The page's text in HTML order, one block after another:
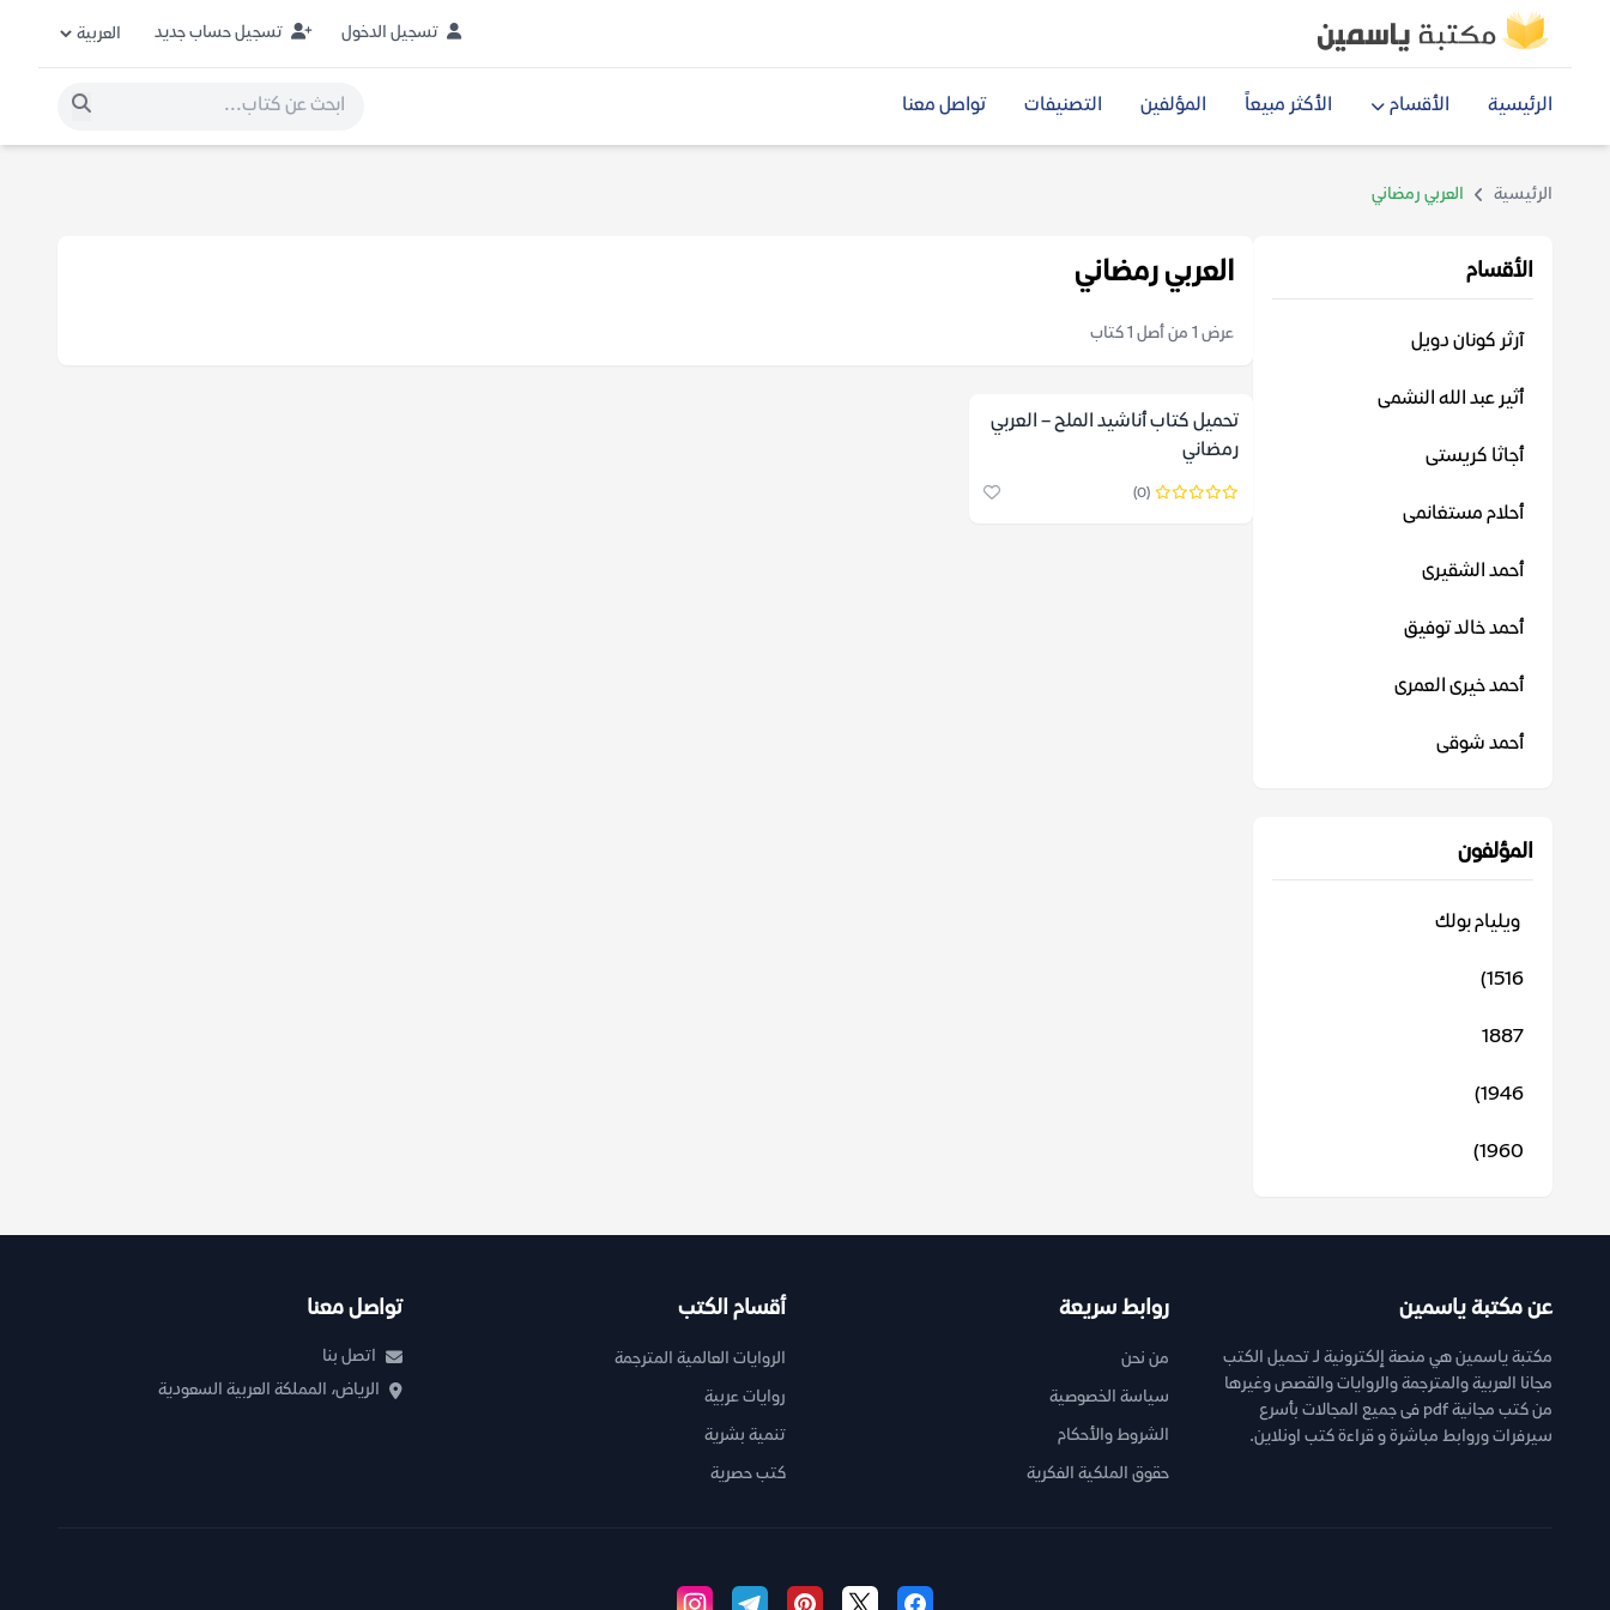
تسجيل الدخول تسجيل حساب جديد
الرئيسية الأقسام الأكثر مبيعاً المؤلفين التصنيفات تواصل معنا
الرئيسية العربي رمضاني
الأقسام
آرثر كونان دويل
أثير عبد الله النشمى
أجاثا كريستى
أحلام مستغانمى
أحمد الشقيرى
أحمد خالد توفيق
أحمد خيرى العمرى
أحمد شوقى
المؤلفون
‬ ويليام بولك
1516)
1887
1946)
1960)
العربي رمضاني
عرض 1 من أصل 1 كتاب
تحميل كتاب أناشيد الملح – العربي
رمضاني
(0)
عن مكتبة ياسمين
مكتبة ياسمين هي منصة إلكترونية لـ تحميل الكتب
مجانا العربية والمترجمة والروايات والقصص وغيرها
من كتب مجانية pdf فى جميع المجالات بأسرع
سيرفرات وروابط مباشرة و قراءة كتب اونلاين.
روابط سريعة
من نحن
سياسة الخصوصية
الشروط والأحكام
حقوق الملكية الفكرية
أقسام الكتب
الروايات العالمية المترجمة
روايات عربية
تنمية بشرية
كتب حصرية
تواصل معنا
اتصل بنا
الرياض، المملكة العربية السعودية